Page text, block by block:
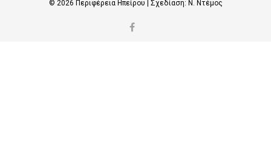
© 2026 Περιφέρεια Ηπείρου | Σχεδίαση: Ν. Ντέμος